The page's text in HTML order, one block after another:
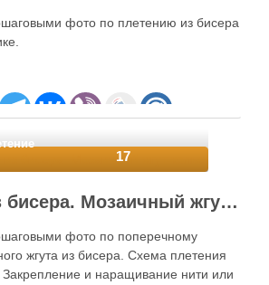
фото по плетению из бисера
17
Плетение из бисера. Мозаичный жгут-колье
фото по поперечному
жгута из бисера. Схема плетения
Закрепление и наращивание нити или